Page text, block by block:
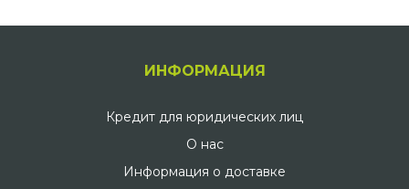
ИНФОРМАЦИЯ
Кредит для юридических лиц
О нас
Информация о доставке